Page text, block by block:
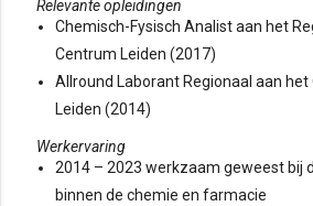
Relevante opleidingen
Chemisch-Fysisch Analist aan het
Centrum Leiden (2017)
Allround Laborant Regionaal aan
Leiden (2014)
Werkervaring
2014 – 2023 werkzaam geweest bij
binnen de chemie en farmacie